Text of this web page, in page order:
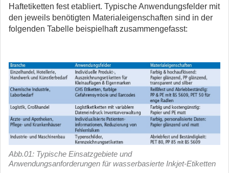
Haftetiketten fest etabliert. Typische Anwendungsfelder mit
den jeweils benötigten Materialeigenschaften sind in der
folgenden Tabelle beispielhaft zusammengefasst:
Abb.01: Typische Einsatzgebiete und
Anwendungsanforderungen für wasserbasierte Inkjet-Etiketten